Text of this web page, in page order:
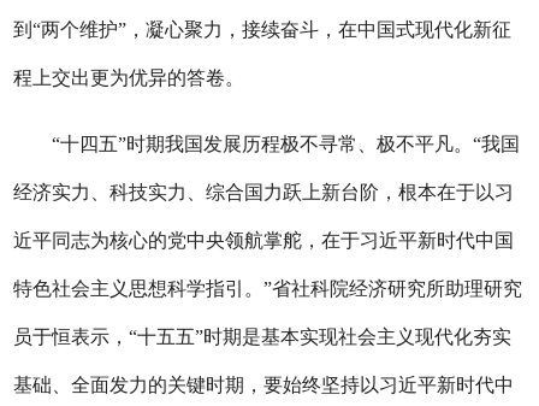
到“两个维护”，凝心聚力，接续奋斗，在中国式现代化新征
程上交出更为优异的答卷。
“十四五”时期我国发展历程极不寻常、极不平凡。“我国
经济实力、科技实力、综合国力跃上新台阶，根本在于以习
近平同志为核心的党中央领航掌舵，在于习近平新时代中国
特色社会主义思想科学指引。”省社科院经济研究所助理研究
员于恒表示，“十五五”时期是基本实现社会主义现代化夯实
基础、全面发力的关键时期，要始终坚持以习近平新时代中